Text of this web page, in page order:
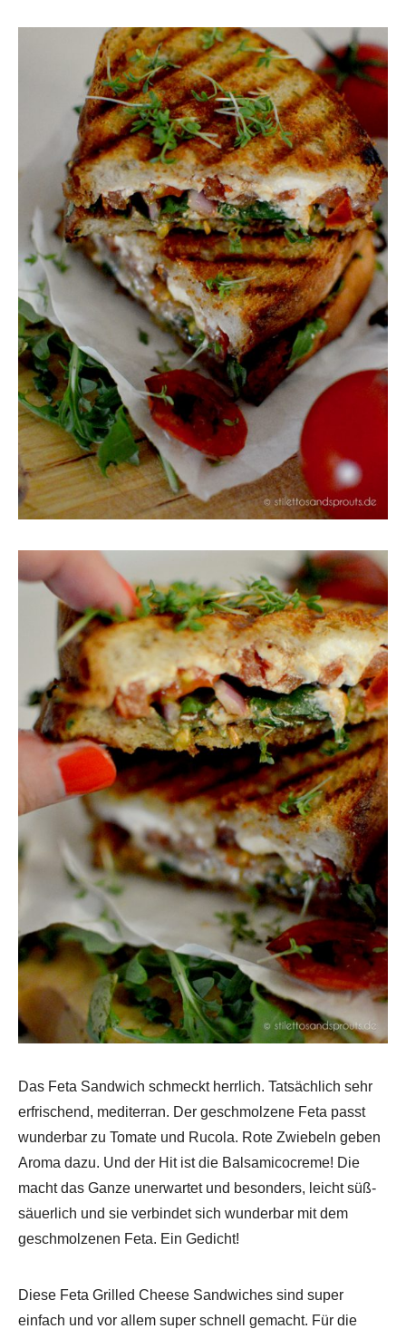
Das Feta Sandwich schmeckt herrlich. Tatsächlich sehr
erfrischend, mediterran. Der geschmolzene Feta passt
wunderbar zu Tomate und Rucola. Rote Zwiebeln geben
Aroma dazu. Und der Hit ist die Balsamicocreme! Die
macht das Ganze unerwartet und besonders, leicht süß-
säuerlich und sie verbindet sich wunderbar mit dem
geschmolzenen Feta. Ein Gedicht!
Diese Feta Grilled Cheese Sandwiches sind super
einfach und vor allem super schnell gemacht. Für die